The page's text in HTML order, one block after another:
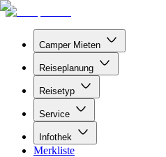
Camper Mieten
Reiseplanung
Reisetyp
Service
Infothek
Merkliste